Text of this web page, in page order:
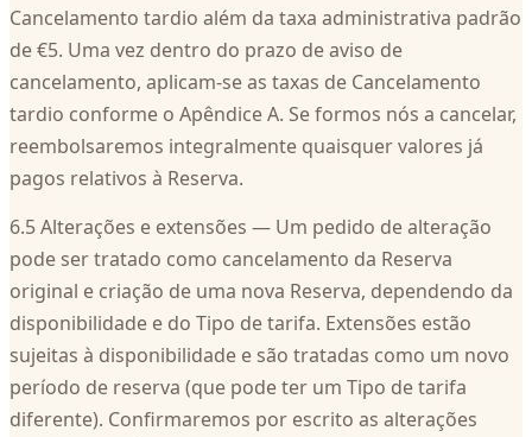
Cancelamento tardio além da taxa administrativa padrão
de €5. Uma vez dentro do prazo de aviso de
cancelamento, aplicam-se as taxas de Cancelamento
tardio conforme o Apêndice A. Se formos nós a cancelar,
reembolsaremos integralmente quaisquer valores já
pagos relativos à Reserva.
6.5 Alterações e extensões — Um pedido de alteração
pode ser tratado como cancelamento da Reserva
original e criação de uma nova Reserva, dependendo da
disponibilidade e do Tipo de tarifa. Extensões estão
sujeitas à disponibilidade e são tratadas como um novo
período de reserva (que pode ter um Tipo de tarifa
diferente). Confirmaremos por escrito as alterações